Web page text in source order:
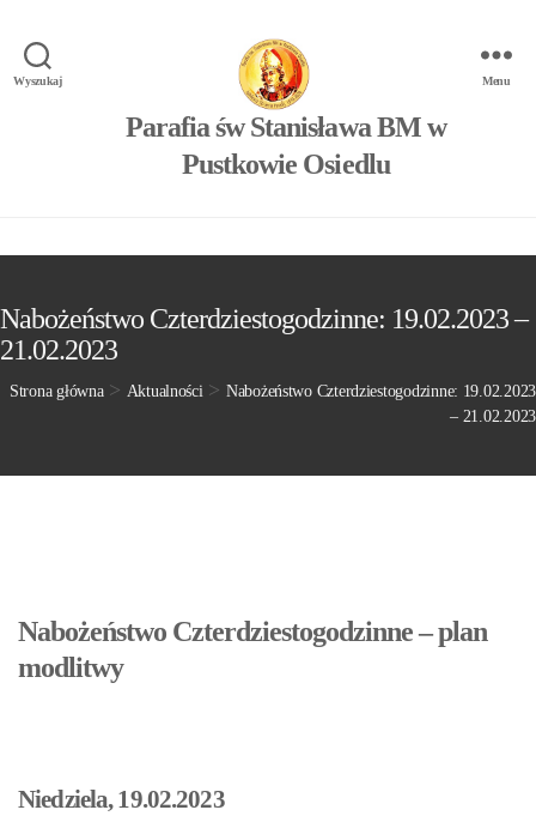
Wyszukaj
Parafia św Stanisława BM w
Pustkowie Osiedlu
Menu
Nabożeństwo Czterdziestogodzinne: 19.02.2023 –
21.02.2023
Strona główna> Aktualności> Nabożeństwo Czterdziestogodzinne: 19.02.2023
– 21.02.2023
Nabożeństwo Czterdziestogodzinne – plan
modlitwy
Niedziela, 19.02.2023